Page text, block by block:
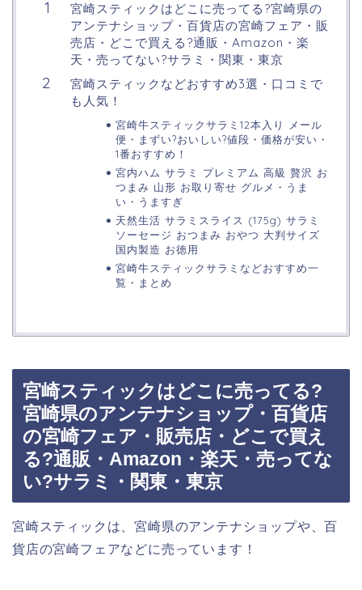
宮崎スティックはどこに売ってる?宮崎県の
アンテナショップ・百貨店の宮崎フェア・販
売店・どこで買える?通販・Amazon・楽
天・売ってない?サラミ・関東・東京
宮崎スティックなどおすすめ3選・口コミで
も人気！
宮崎牛スティックサラミ12本入り メール
便・まずい?おいしい?値段・価格が安い・
1番おすすめ！
宮内ハム サラミ プレミアム 高級 贅沢 お
つまみ 山形 お取り寄せ グルメ・うま
い・うますぎ
天然生活 サラミスライス (175g) サラミ
ソーセージ おつまみ おやつ 大判サイズ
国内製造 お徳用
宮崎牛スティックサラミなどおすすめ一
覧・まとめ
宮崎スティックはどこに売ってる?
宮崎県のアンテナショップ・百貨店
の宮崎フェア・販売店・どこで買え
る?通販・Amazon・楽天・売ってな
い?サラミ・関東・東京
宮崎スティックは、宮崎県のアンテナショップや、百
貨店の宮崎フェアなどに売っています！